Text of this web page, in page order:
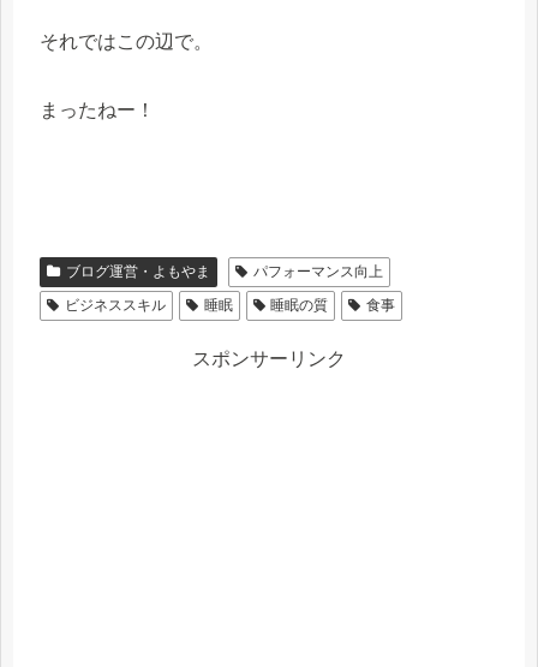
それではこの辺で。
まったねー！
ブログ運営・よもやま
パフォーマンス向上
ビジネススキル
睡眠 睡眠の質 食事
スポンサーリンク